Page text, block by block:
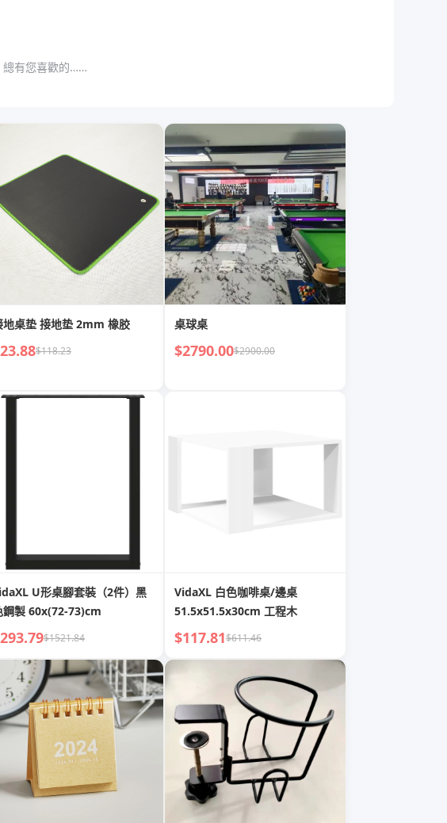
總有您喜歡的……
接地桌垫 接地垫 2mm 橡胶
$118.23
桌球桌
$2790.00$2900.00
U形桌腳套裝（2件）黑
鋼製 60x(72-73)cm
$1521.84
VidaXL 白色咖啡桌/邊桌
51.5x51.5x30cm 工程木
$117.81$611.46